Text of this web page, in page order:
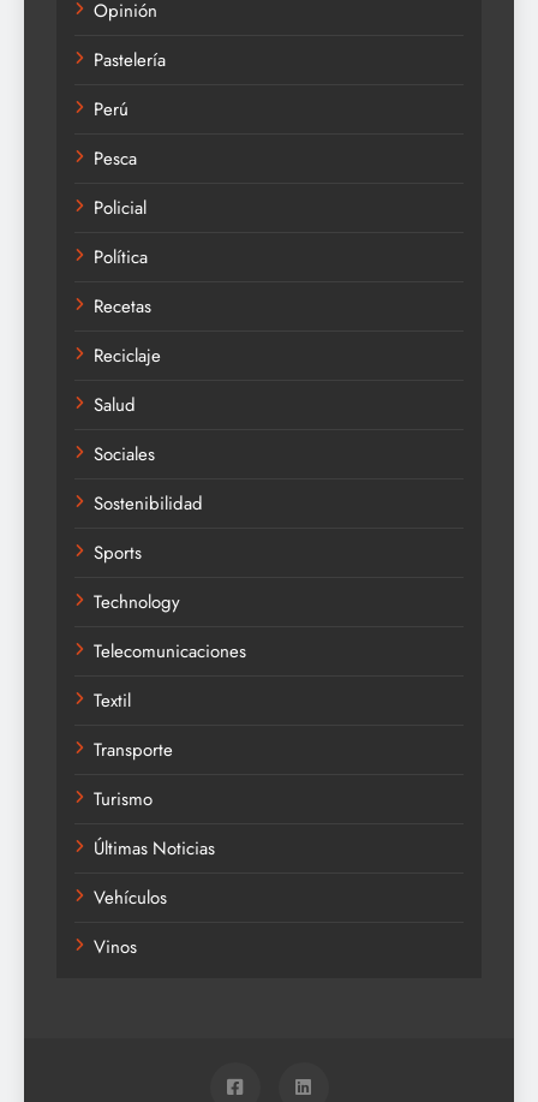
Opinión
Pastelería
Perú
Pesca
Policial
Política
Recetas
Reciclaje
Salud
Sociales
Sostenibilidad
Sports
Technology
Telecomunicaciones
Textil
Transporte
Turismo
Últimas Noticias
Vehículos
Vinos